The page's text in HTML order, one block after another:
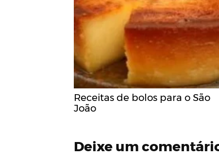
Receitas de bolos para o São
João
Deixe um